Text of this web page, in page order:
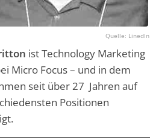
LinedIn
ist Technology Marketing
Micro Focus – und in dem
seit über 27 Jahren auf
Positionen